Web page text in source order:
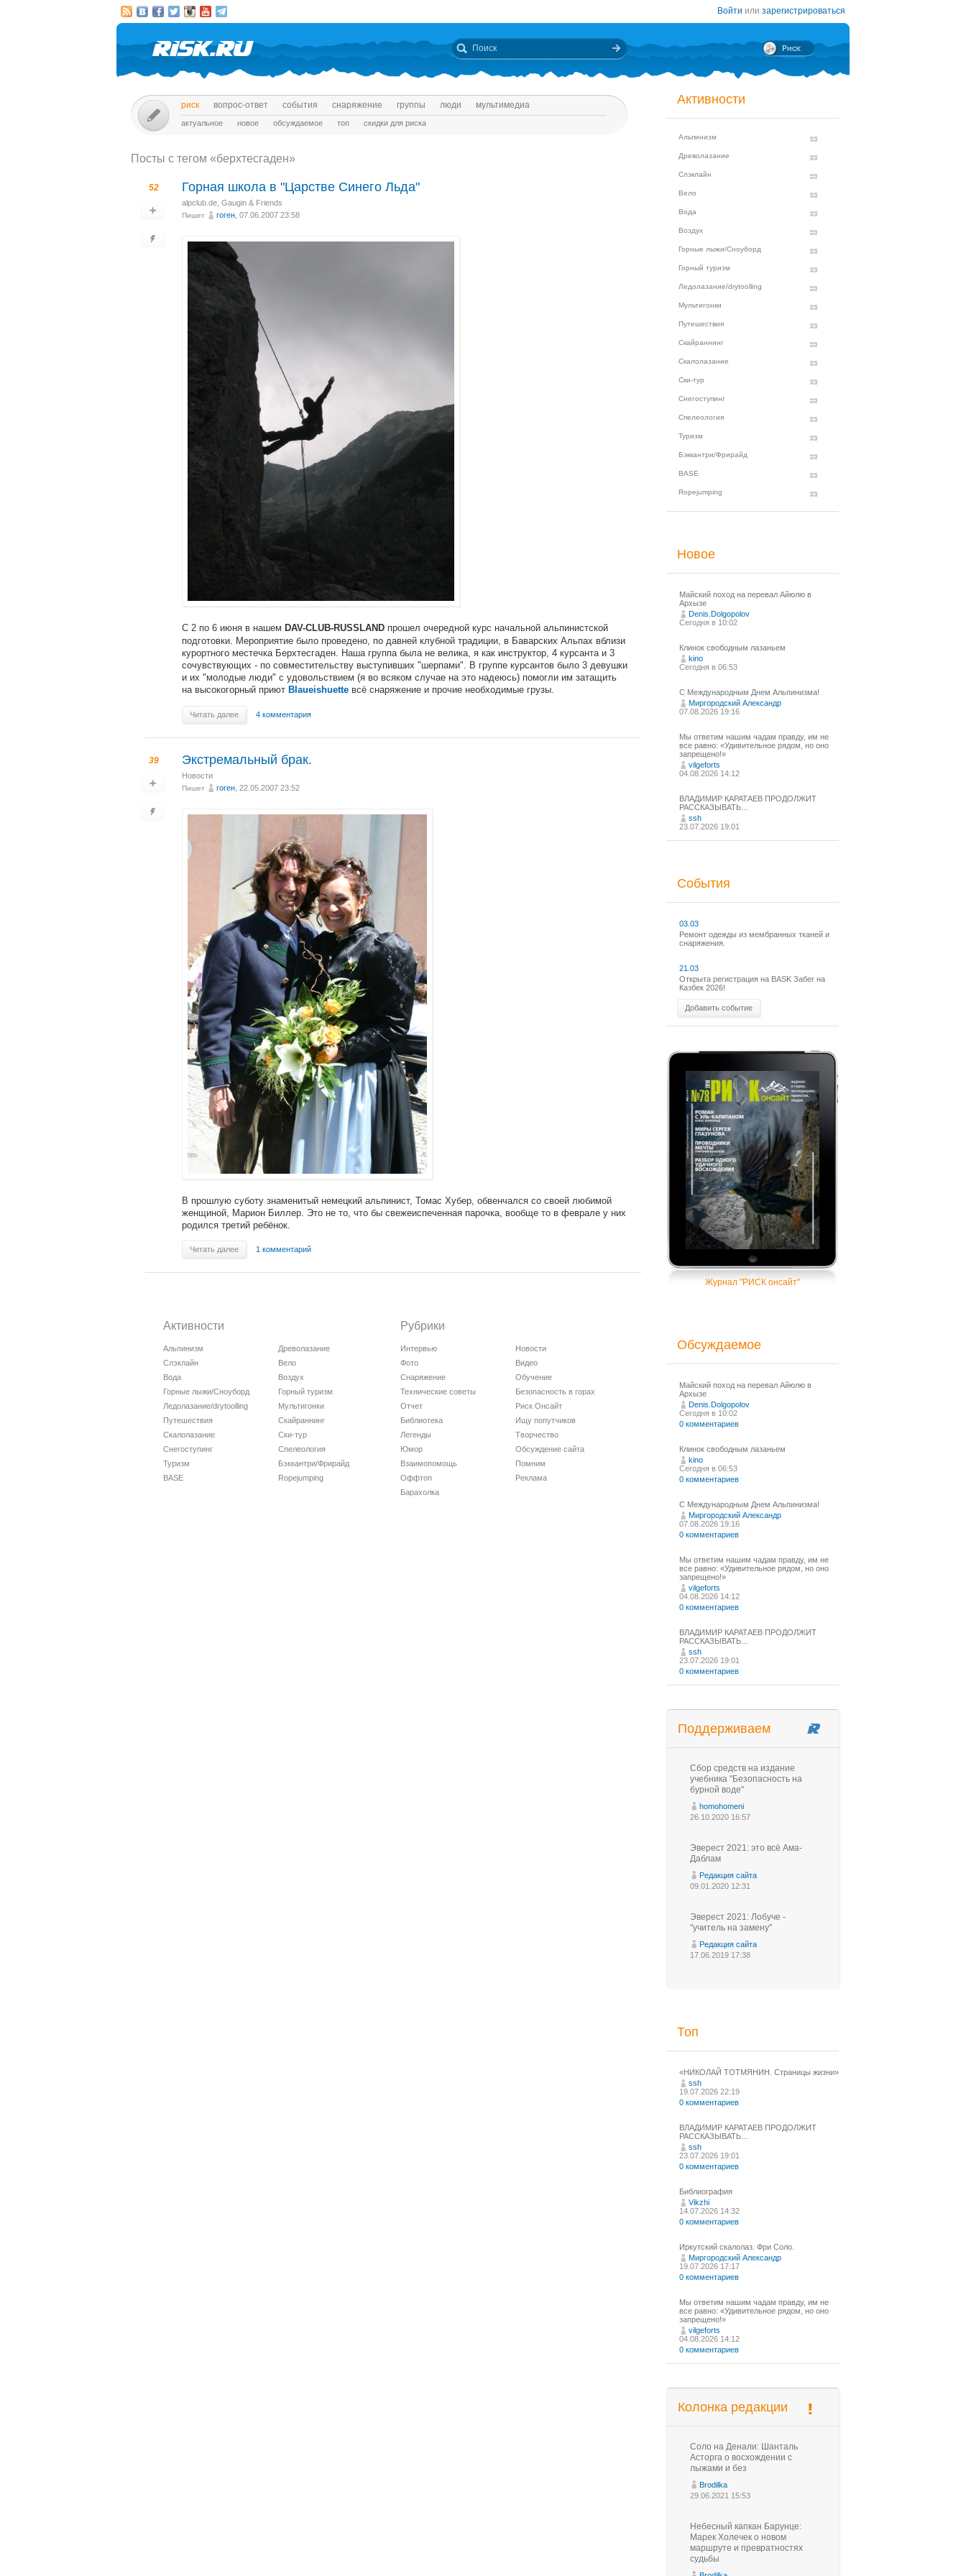
Войти или зарегистрироваться
риск вопрос-ответ события снаряжение группы люди мультимедиа
актуальное новое обсуждаемое топ скидки для риска
Посты c тегом «берхтесгаден»
52 Горная школа в "Царстве Синего Льда"
alpclub.de Gaugin & Friends
Пишет гоген , 07.06.2007 23:58
С 2 по 6 июня в нашем DAV-CLUB-RUSSLAND прошел очередной курс начальной альпинистской
подготовки. Мероприятие было проведено, по давней клубной традиции, в Баварских Альпах вблизи
курортного местечка Берхтесгаден. Наша группа была не велика, я как инструктор, 4 курсанта и 3
сочувствующих - по совместительству выступивших "шерпами". В группе курсантов было 3 девушки
и их "молодые люди" с удовольствием (я во всяком случае на это надеюсь) помогли им затащить
на высокогорный приют Blaueishuette всё снаряжение и прочие необходимые грузы.
Читать далее 4 комментария
39 Экстремальный брак.
Новости
Пишет гоген , 22.05.2007 23:52
В прошлую суботу знаменитый немецкий альпинист, Томас Хубер, обвенчался со своей любимой
женщиной, Марион Биллер. Это не то, что бы свежеиспеченная парочка, вообще то в феврале у них
родился третий ребёнок.
Читать далее 1 комментарий
Активности
Альпинизм
Древолазание
Слэклайн
Вело
Вода
Воздух
Горные лыжи/Сноуборд
Горный туризм
Ледолазание/drytoolling
Мультигонки
Путешествия
Скайраннинг
Скалолазание
Ски-тур
Снегоступинг
Спелеология
Туризм
Бэккантри/Фрирайд
BASE
Ropejumping
Рубрики
Интервью
Новости
Фото
Видео
Снаряжение
Обучение
Технические советы
Безопасность в горах
Отчет
Риск Онсайт
Библиотека
Ищу попутчиков
Легенды
Творчество
Юмор
Обсуждение сайта
Взаимопомощь
Помним
Оффтоп
Реклама
Барахолка
Активности
Альпинизм
Древолазание
Слэклайн
Вело
Вода
Воздух
Горные лыжи/Сноуборд
Горный туризм
Ледолазание/drytoolling
Мультигонки
Путешествия
Скайраннинг
Скалолазание
Ски-тур
Снегоступинг
Спелеология
Туризм
Бэккантри/Фрирайд
BASE
Ropejumping
Новое
Майский поход на перевал Айюлю в
Архызе
Denis.Dolgopolov
Сегодня в 10:02
Клинок свободным лазаньем
kino
Сегодня в 06:53
С Международным Днем Альпинизма!⁠
Миргородский Александр
07.08.2026 19:16
Мы ответим нашим чадам правду, им не
все равно: «Удивительное рядом, но оно
запрещено!»
vilgeforts
04.08.2026 14:12
ВЛАДИМИР КАРАТАЕВ ПРОДОЛЖИТ
РАССКАЗЫВАТЬ…
ssh
23.07.2026 19:01
События
03.03
Ремонт одежды из мембранных тканей и
снаряжения.
21.03
Открыта регистрация на BASK Забег на
Казбек 2026!
Добавить событие
Журнал "РИСК онсайт"
Обсуждаемое
Майский поход на перевал Айюлю в
Архызе
Denis.Dolgopolov
Сегодня в 10:02
0 комментариев
Клинок свободным лазаньем
kino
Сегодня в 06:53
0 комментариев
С Международным Днем Альпинизма!⁠
Миргородский Александр
07.08.2026 19:16
0 комментариев
Мы ответим нашим чадам правду, им не
все равно: «Удивительное рядом, но оно
запрещено!»
vilgeforts
04.08.2026 14:12
0 комментариев
ВЛАДИМИР КАРАТАЕВ ПРОДОЛЖИТ
РАССКАЗЫВАТЬ…
ssh
23.07.2026 19:01
0 комментариев
Поддерживаем
Сбор средств на издание
учебника "Безопасность на
бурной воде"
homohomeni
26.10.2020 16:57
Эверест 2021: это всё Ама-
Даблам
Редакция сайта
09.01.2020 12:31
Эверест 2021: Лобуче -
"учитель на замену"
Редакция сайта
17.06.2019 17:38
Топ
«НИКОЛАЙ ТОТМЯНИН. Страницы жизни»
ssh
19.07.2026 22:19
0 комментариев
ВЛАДИМИР КАРАТАЕВ ПРОДОЛЖИТ
РАССКАЗЫВАТЬ…
ssh
23.07.2026 19:01
0 комментариев
Библиография
Vikzhi
14.07.2026 14:32
0 комментариев
Иркутский скалолаз. Фри Соло.
Миргородский Александр
19.07.2026 17:17
0 комментариев
Мы ответим нашим чадам правду, им не
все равно: «Удивительное рядом, но оно
запрещено!»
vilgeforts
04.08.2026 14:12
0 комментариев
Колонка редакции
Соло на Денали: Шанталь
Асторга о восхождении с
лыжами и без
Brodilka
29.06.2021 15:53
Небесный капкан Барунце:
Марек Холечек о новом
маршруте и превратностях
судьбы